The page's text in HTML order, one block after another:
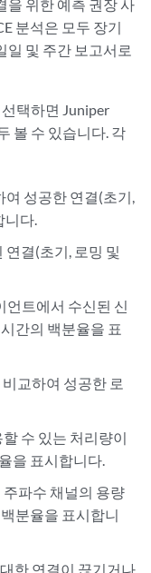
을 위한 예측 권장 사
분석은 모두 장기
일 및 주간 보고서로
선택하면 Juniper
볼 수 있습니다. 각
성공한 연결(초기,
니다.
결(초기, 로밍 및
언트에서 수신된 신
간의 백분율을 표
교하여 성공한 로
수 있는 처리량이
을 표시합니다.
파수 채널의 용량
분율을 표시합니
한 연결이 끊기거나